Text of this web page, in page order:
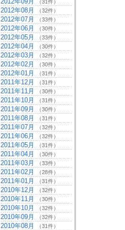
（31件）
2012年08月 （32件）
2012年07月 （33件）
2012年06月 （30件）
2012年05月 （33件）
2012年04月 （30件）
2012年03月 （32件）
2012年02月 （30件）
2012年01月 （31件）
2011年12月 （31件）
2011年11月 （30件）
2011年10月 （31件）
2011年09月 （30件）
2011年08月 （31件）
2011年07月 （32件）
2011年06月 （32件）
2011年05月 （31件）
2011年04月 （30件）
2011年03月 （33件）
2011年02月 （28件）
2011年01月 （31件）
2010年12月 （32件）
2010年11月 （30件）
2010年10月 （32件）
2010年09月 （32件）
2010年08月 （31件）